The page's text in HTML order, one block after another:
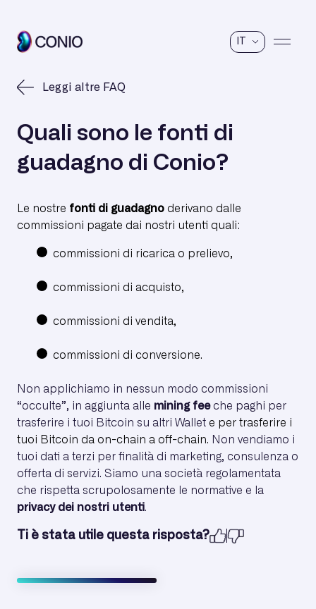
IT
Leggi altre FAQ
Quali sono le fonti di
guadagno di Conio?
Le nostre fonti di guadagno derivano dalle
commissioni pagate dai nostri utenti quali:
commissioni di ricarica o prelievo,
commissioni di acquisto,
commissioni di vendita,
commissioni di conversione.
Non applichiamo in nessun modo commissioni
“occulte”, in aggiunta alle mining feeche paghi per
trasferire i tuoi Bitcoin su altri Wallet e per trasferire i
tuoi Bitcoin da on-chain a off-chain. Non vendiamo i
tuoi dati a terzi per finalità di marketing, consulenza o
offerta di servizi. Siamo una società regolamentata
che rispetta scrupolosamente le normative e la
privacy dei nostri utenti.
Ti è stata utile questa risposta?